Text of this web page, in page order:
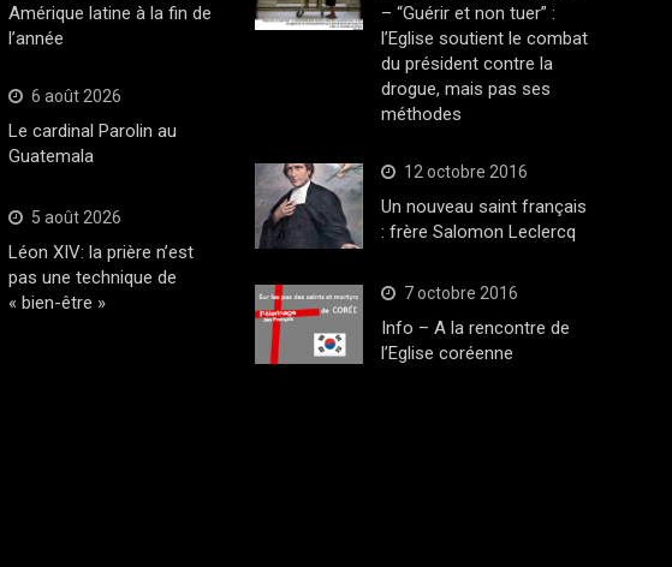
Amérique latine à la fin de
l’année
6 août 2026
Le cardinal Parolin au
Guatemala
5 août 2026
Léon XIV: la prière n’est
pas une technique de
« bien-être »
– “Guérir et non tuer” :
l’Eglise soutient le combat
du président contre la
drogue, mais pas ses
méthodes
12 octobre 2016
Un nouveau saint français
: frère Salomon Leclercq
7 octobre 2016
Info – A la rencontre de
l’Eglise coréenne